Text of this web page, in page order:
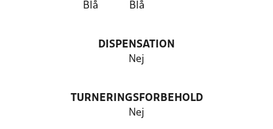
Blå Blå
DISPENSATION
Nej
TURNERINGSFORBEHOLD
Nej